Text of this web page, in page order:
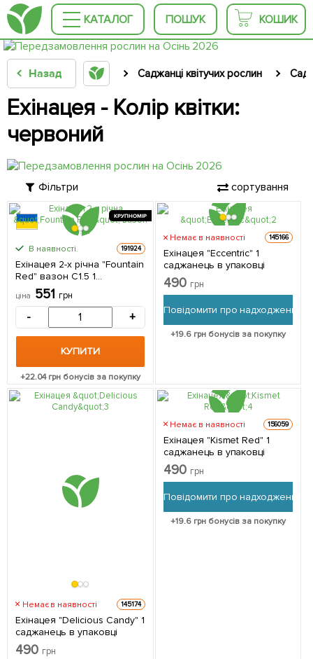
КАТАЛОГ ПОШУК КОШИК
Назад Саджанці квітучих рослин
Ехінацея - Колір квітки:
червоний
Фільтри сортування
КРУПНОМІР
В наявності. 191924
Ехінацея 2-х річна "Fountain
Red" вазон С1.5 1
саджанець в упаковці
ціна 551 грн
- +
КУПИТИ
+22.04грн бонусів за покупку
Немає в наявності 145166
Ехінацея "Eccentric" 1
саджанець в упаковці
490 грн
Повідомити про надходження
+19.6 грн бонусів за покупку
Немає в наявності 145174
Ехінацея "Delicious Candy" 1
саджанець в упаковці
490 грн
Немає в наявності 156059
Ехінацея "Kismet Red" 1
саджанець в упаковці
490 грн
Повідомити про надходження
+19.6 грн бонусів за покупку